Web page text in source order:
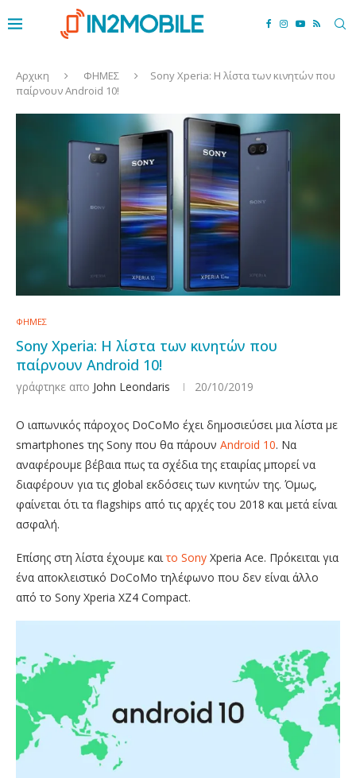
Αρχικη ΦΗΜΕΣ
Sony Xperia: Η λίστα των κινητών που
παίρνουν Android 10!
ΦΗΜΕΣ
Sony Xperia: Η λίστα των κινητών που
παίρνουν Android 10!
γράφτηκε απο John Leondaris 20/10/2019
Ο ιαπωνικός πάροχος DoCoMo έχει δημοσιεύσει μια λίστα με
smartphones της Sony που θα πάρουν Android 10. Να
αναφέρουμε βέβαια πως τα σχέδια της εταιρίας μπορεί να
διαφέρουν για τις global εκδόσεις των κινητών της. Όμως,
φαίνεται ότι τα flagships από τις αρχές του 2018 και μετά είναι
ασφαλή.
Επίσης στη λίστα έχουμε καιτο Sony Xperia Ace. Πρόκειται για
ένα αποκλειστικό DoCoMo τηλέφωνο που δεν είναι άλλο
από το Sony Xperia XZ4 Compact.